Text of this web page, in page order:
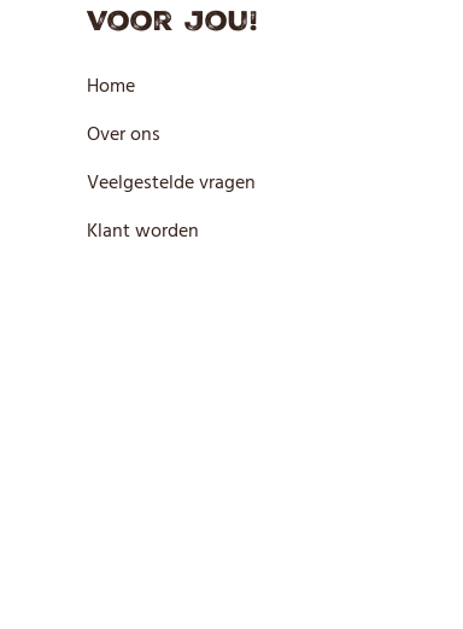
Voor jou!
Home
Over ons
Veelgestelde vragen
Klant worden